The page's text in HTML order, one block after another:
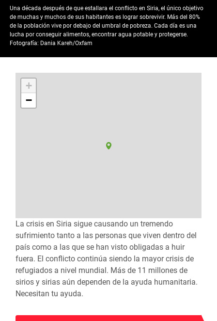
Una década después de que estallara el conflicto en Siria, el único objetivo
de muchas y muchos de sus habitantes es lograr sobrevivir. Más del 80%
de la población vive por debajo del umbral de pobreza. Cada día es una
lucha por conseguir alimentos, encontrar agua potable y protegerse.
Fotografía: Dania Kareh/Oxfam
+
−
La crisis en Siria sigue causando un tremendo
sufrimiento tanto a las personas que viven dentro del
país como a las que se han visto obligadas a huir
fuera. El conflicto continúa siendo la mayor crisis de
refugiados a nivel mundial. Más de 11 millones de
sirios y sirias aún dependen de la ayuda humanitaria.
Necesitan tu ayuda.